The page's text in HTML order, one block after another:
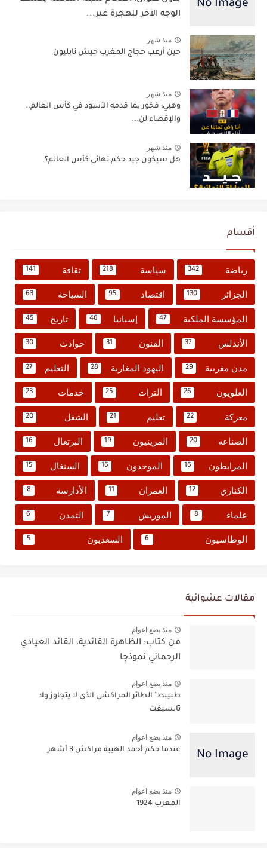
الوجه الآخر للهجرة غير...
منذ شهر
حين أرعب حجاج المغرب جيش نابليون
منذ شهر
وهبي: فخور بما قدمه الأسود في كأس العالم..
والإقصاء لن...
منذ شهر
هل سيكون جيد حكم نهائي كأس العالم؟
أقسام
رياضة 342 سياسة 218 ثقافة 141
الجزائر 130 اقتصاد 95 السياحة 63
المؤسسة الملكية 47 إسبانيا 46 تاريخ 45
الأندلس 37 الفنون 31 حوادث 30
مدن مغربية 29 اليهود المغاربة 28 التعليم 27
العلويون 26 التراث 25 خدمات 23
معركة 22 تعليم 21 الشغل 20
الصناعة 20 المرينيون 19 البرتغال 16
المرابطون 16 الموحدون 16 السنغال 15
الكناري 12 العمران 11 الأدارسة 8
علماء 8 الموريش 7 التمدن 6
الوطاسيون 6 السعديون 5
مقالات عشوائية
منذ بضع اعوام
من كتاب: الظاهرة القائدية، القائد العيادي
الرحماني نموذجا
منذ بضع اعوام
طبيبط" الطائر المراكشي الذي لا يتجاوز واد
تانسيفت
منذ بضع اعوام
عندما حكم أحمد الهيبة مراكش 3 أشهر
منذ بضع اعوام
المغرب 1924